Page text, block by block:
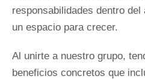
responsabilidades dentro del
un espacio para crecer.
Al unirte a nuestro grupo,
beneficios concretos que